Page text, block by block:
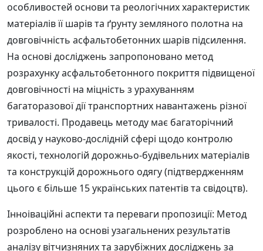
особливостей основи та реологічних характеристик
матеріалів її шарів та ґрунту земляного полотна на
довговічність асфальтобетонних шарів підсилення.
На основі досліджень запропоновано метод
розрахунку асфальтобетонного покриття підвищеної
довговічності на міцність з урахуванням
багаторазової дії транспортних навантажень різної
тривалості. Продавець методу має багаторічний
досвід у науково-дослідній сфері щодо контролю
якості, технологій дорожньо-будівельних матеріалів
та конструкцій дорожнього одягу (підтвердженням
цього є більше 15 українських патентів та свідоцтв).
Інноіваційні аспекти та переваги пропозиції: Метод
розроблено на основі узагальнених результатів
аналізу вітчизняних та зарубіжних досліджень за